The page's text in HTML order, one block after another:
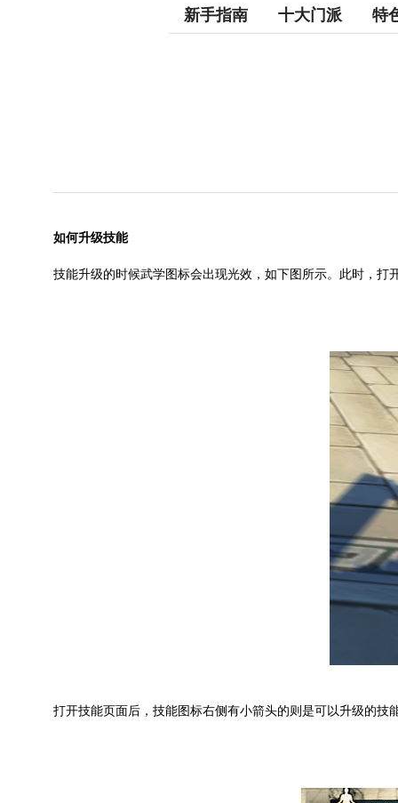
新手指南 十大门派 特
如何升级技能
技能升级的时候武学图标会出现光效，如下图所示。此时，打
打开技能页面后，技能图标右侧有小箭头的则是可以升级的